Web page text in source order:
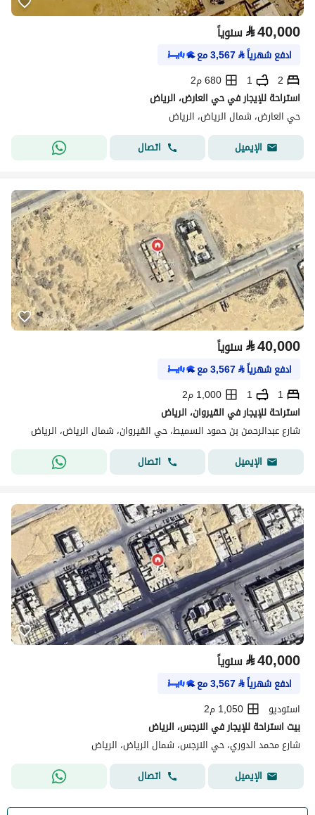
⃁40,000 سنوياً
ادفع شهرياً⃁
3,567مع
2
1
680 م2
استراحة للإيجار في حي العارض، الرياض
حي العارض، شمال الرياض، الرياض
الإيميل
اتصال
⃁40,000 سنوياً
ادفع شهرياً⃁
3,567مع
1
1
1,000 م2
استراحة للإيجار في القيروان، الرياض
شارع عبدالرحمن بن حمود السميط، حي القيروان، شمال الرياض، الرياض
الإيميل
اتصال
⃁40,000 سنوياً
ادفع شهرياً⃁
3,567مع
استوديو
1,050 م2
بيت استراحة للإيجار في النرجس، الرياض
شارع محمد الدوري، حي النرجس، شمال الرياض، الرياض
الإيميل
اتصال